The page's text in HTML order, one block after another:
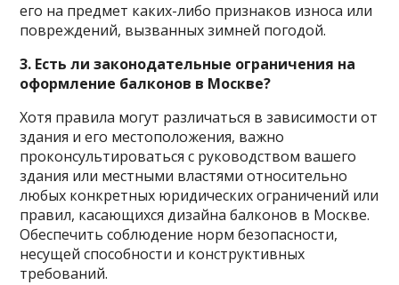
его на предмет каких-либо признаков износа или
повреждений, вызванных зимней погодой.
3. Есть ли законодательные ограничения на
оформление балконов в Москве?
Хотя правила могут различаться в зависимости от
здания и его местоположения, важно
проконсультироваться с руководством вашего
здания или местными властями относительно
любых конкретных юридических ограничений или
правил, касающихся дизайна балконов в Москве.
Обеспечить соблюдение норм безопасности,
несущей способности и конструктивных
требований.